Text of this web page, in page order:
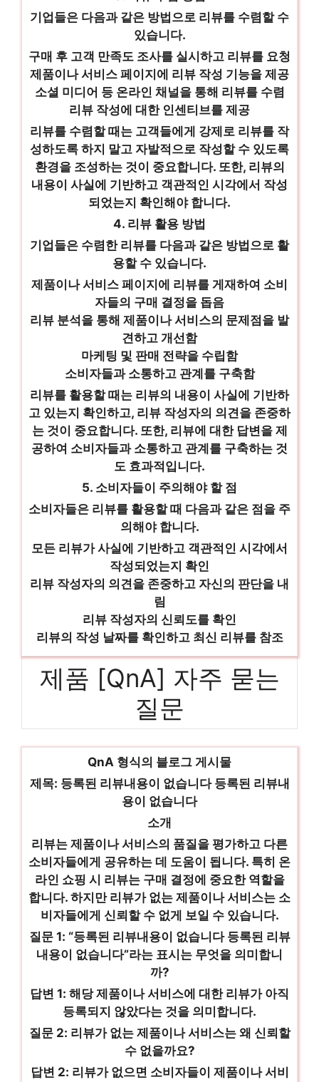
기업들은 다음과 같은 방법으로 리뷰를 수렴할 수
있습니다.
구매 후 고객 만족도 조사를 실시하고 리뷰를 요청
제품이나 서비스 페이지에 리뷰 작성 기능을 제공
소셜 미디어 등 온라인 채널을 통해 리뷰를 수렴
리뷰 작성에 대한 인센티브를 제공
리뷰를 수렴할 때는 고객들에게 강제로 리뷰를 작
성하도록 하지 말고 자발적으로 작성할 수 있도록
환경을 조성하는 것이 중요합니다. 또한, 리뷰의
내용이 사실에 기반하고 객관적인 시각에서 작성
되었는지 확인해야 합니다.
4. 리뷰 활용 방법
기업들은 수렴한 리뷰를 다음과 같은 방법으로 활
용할 수 있습니다.
제품이나 서비스 페이지에 리뷰를 게재하여 소비
자들의 구매 결정을 돕음
리뷰 분석을 통해 제품이나 서비스의 문제점을 발
견하고 개선함
마케팅 및 판매 전략을 수립함
소비자들과 소통하고 관계를 구축함
리뷰를 활용할 때는 리뷰의 내용이 사실에 기반하
고 있는지 확인하고, 리뷰 작성자의 의견을 존중하
는 것이 중요합니다. 또한, 리뷰에 대한 답변을 제
공하여 소비자들과 소통하고 관계를 구축하는 것
도 효과적입니다.
5. 소비자들이 주의해야 할 점
소비자들은 리뷰를 활용할 때 다음과 같은 점을 주
의해야 합니다.
모든 리뷰가 사실에 기반하고 객관적인 시각에서
작성되었는지 확인
리뷰 작성자의 의견을 존중하고 자신의 판단을 내
림
리뷰 작성자의 신뢰도를 확인
리뷰의 작성 날짜를 확인하고 최신 리뷰를 참조
제품 [QnA] 자주 묻는
질문
QnA 형식의 블로그 게시물
제목: 등록된 리뷰내용이 없습니다 등록된 리뷰내
용이 없습니다
소개
리뷰는 제품이나 서비스의 품질을 평가하고 다른
소비자들에게 공유하는 데 도움이 됩니다. 특히 온
라인 쇼핑 시 리뷰는 구매 결정에 중요한 역할을
합니다. 하지만 리뷰가 없는 제품이나 서비스는 소
비자들에게 신뢰할 수 없게 보일 수 있습니다.
질문 1: “등록된 리뷰내용이 없습니다 등록된 리뷰
내용이 없습니다”라는 표시는 무엇을 의미합니
까?
답변 1: 해당 제품이나 서비스에 대한 리뷰가 아직
등록되지 않았다는 것을 의미합니다.
질문 2: 리뷰가 없는 제품이나 서비스는 왜 신뢰할
수 없을까요?
답변 2: 리뷰가 없으면 소비자들이 제품이나 서비